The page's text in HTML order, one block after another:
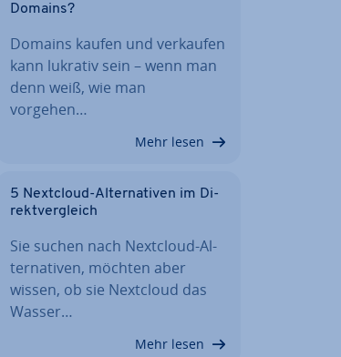
Domains?
Domains kaufen und verkaufen
kann lukrativ sein – wenn man
denn weiß, wie man
vorgehen…
Mehr lesen
5 Nextcloud-Al­ter­na­ti­ven im Di­
rekt­ver­gleich
Sie suchen nach Nextcloud-Al­
ter­na­ti­ven, möchten aber
wissen, ob sie Nextcloud das
Wasser…
Mehr lesen